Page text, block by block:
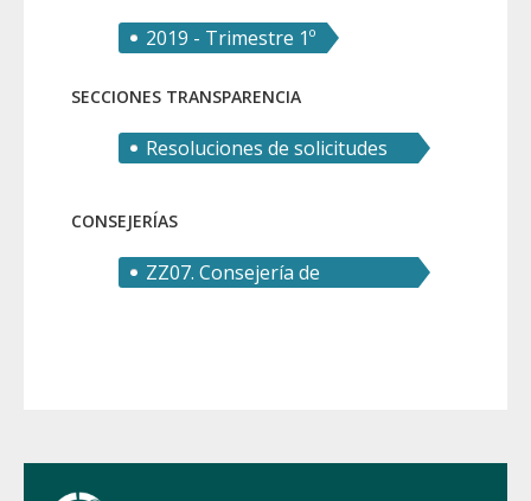
2019 - Trimestre 1º
SECCIONES TRANSPARENCIA
Resoluciones de solicitudes
CONSEJERÍAS
ZZ07. Consejería de